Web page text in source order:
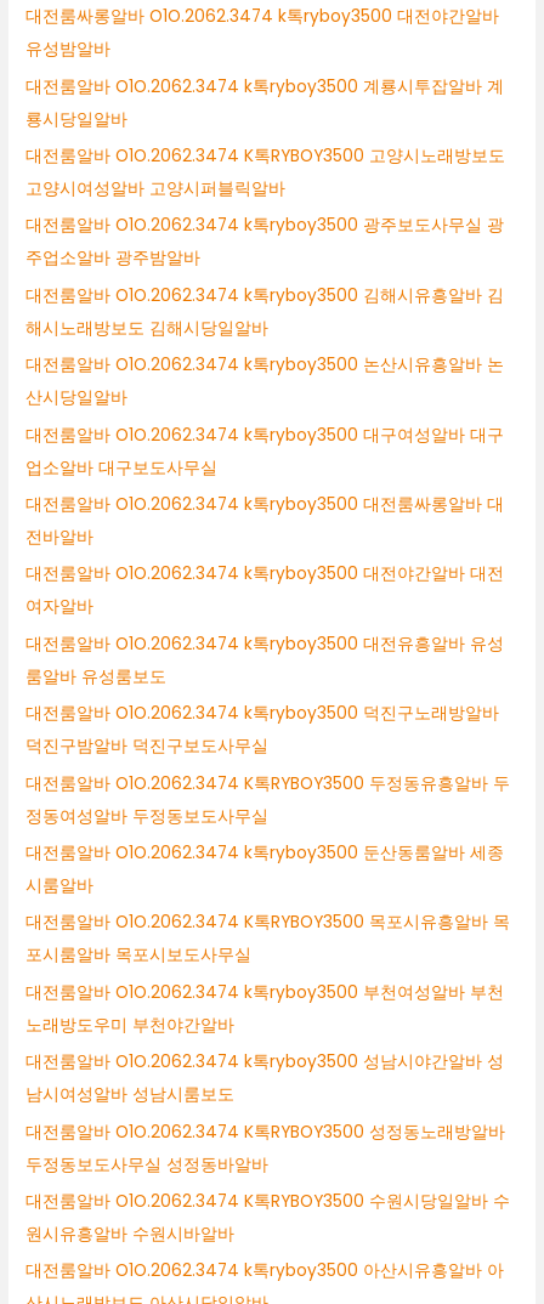
대전룸싸롱알바 O1O.2062.3474 k톡ryboy3500 대전야간알바
유성밤알바
대전룸알바 O1O.2062.3474 k톡ryboy3500 계룡시투잡알바 계
룡시당일알바
대전룸알바 O1O.2062.3474 K톡RYBOY3500 고양시노래방보도
고양시여성알바 고양시퍼블릭알바
대전룸알바 O1O.2062.3474 k톡ryboy3500 광주보도사무실 광
주업소알바 광주밤알바
대전룸알바 O1O.2062.3474 k톡ryboy3500 김해시유흥알바 김
해시노래방보도 김해시당일알바
대전룸알바 O1O.2062.3474 k톡ryboy3500 논산시유흥알바 논
산시당일알바
대전룸알바 O1O.2062.3474 k톡ryboy3500 대구여성알바 대구
업소알바 대구보도사무실
대전룸알바 O1O.2062.3474 k톡ryboy3500 대전룸싸롱알바 대
전바알바
대전룸알바 O1O.2062.3474 k톡ryboy3500 대전야간알바 대전
여자알바
대전룸알바 O1O.2062.3474 k톡ryboy3500 대전유흥알바 유성
룸알바 유성룸보도
대전룸알바 O1O.2062.3474 k톡ryboy3500 덕진구노래방알바
덕진구밤알바 덕진구보도사무실
대전룸알바 O1O.2062.3474 K톡RYBOY3500 두정동유흥알바 두
정동여성알바 두정동보도사무실
대전룸알바 O1O.2062.3474 k톡ryboy3500 둔산동룸알바 세종
시룸알바
대전룸알바 O1O.2062.3474 K톡RYBOY3500 목포시유흥알바 목
포시룸알바 목포시보도사무실
대전룸알바 O1O.2062.3474 k톡ryboy3500 부천여성알바 부천
노래방도우미 부천야간알바
대전룸알바 O1O.2062.3474 k톡ryboy3500 성남시야간알바 성
남시여성알바 성남시룸보도
대전룸알바 O1O.2062.3474 K톡RYBOY3500 성정동노래방알바
두정동보도사무실 성정동바알바
대전룸알바 O1O.2062.3474 K톡RYBOY3500 수원시당일알바 수
원시유흥알바 수원시바알바
대전룸알바 O1O.2062.3474 k톡ryboy3500 아산시유흥알바 아